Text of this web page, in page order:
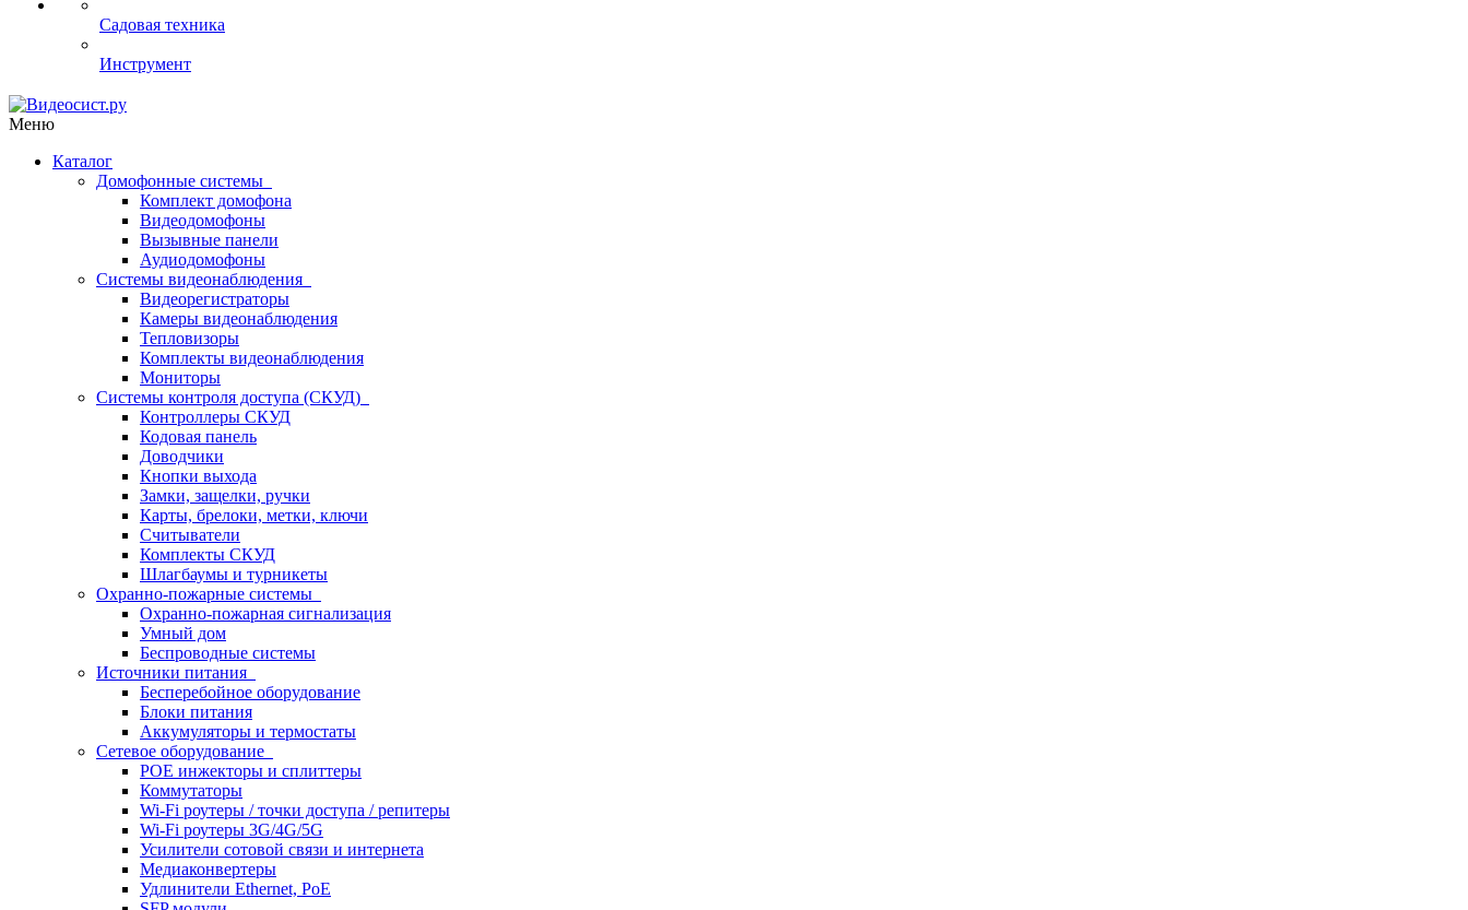
Садовая техника
Инструмент
Меню
Каталог
Домофонные системы
Комплект домофона
Видеодомофоны
Вызывные панели
Аудиодомофоны
Системы видеонаблюдения
Видеорегистраторы
Камеры видеонаблюдения
Тепловизоры
Комплекты видеонаблюдения
Мониторы
Системы контроля доступа (СКУД)
Контроллеры СКУД
Кодовая панель
Доводчики
Кнопки выхода
Замки, защелки, ручки
Карты, брелоки, метки, ключи
Считыватели
Комплекты СКУД
Шлагбаумы и турникеты
Охранно-пожарные системы
Охранно-пожарная сигнализация
Умный дом
Беспроводные системы
Источники питания
Бесперебойное оборудование
Блоки питания
Аккумуляторы и термостаты
Сетевое оборудование
POE инжекторы и сплиттеры
Коммутаторы
Wi-Fi роутеры / точки доступа / репитеры
Wi-Fi роутеры 3G/4G/5G
Усилители сотовой связи и интернета
Медиаконвертеры
Удлинители Ethernet, PoE